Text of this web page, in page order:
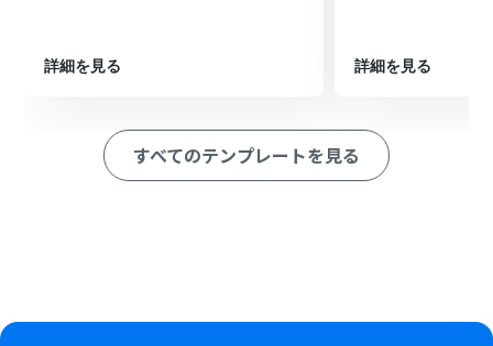
す。
同じくLINE公式アカウントの「特定のユーザーのプロフ
を設定し、取得したファイルを指定のチャンネルに送信
します。
を進める、特定のキーワードを含むメッセージにのみ反
詳細を見る 詳細を見る
すべてのテンプレートを見る